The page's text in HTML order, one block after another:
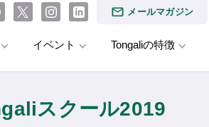
メールマガジン
イベント Tongaliの特徴
スクール2019